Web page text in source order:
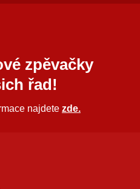
zpěvačky
řad!
najdete zde.